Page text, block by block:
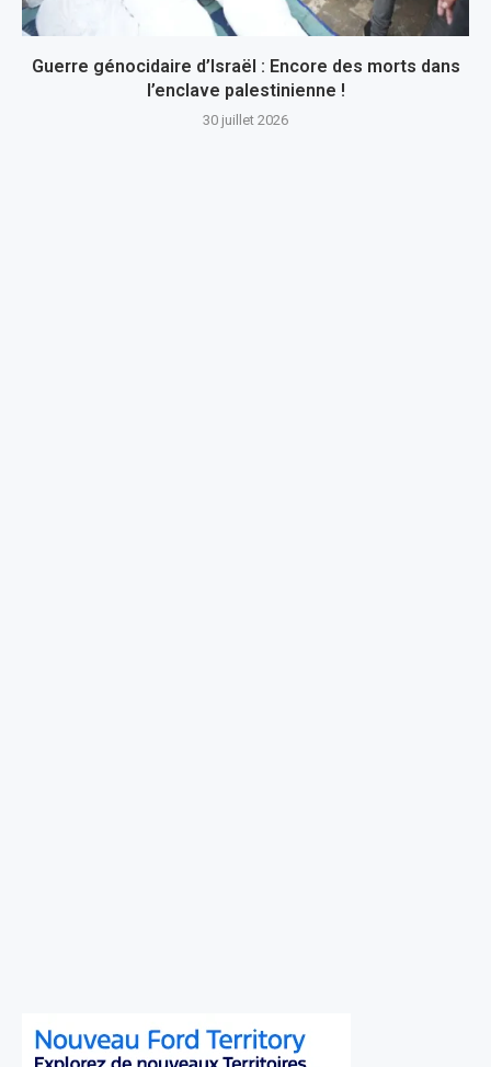
Guerre génocidaire d’Israël : Encore des morts dans
l’enclave palestinienne !
30 juillet 2026